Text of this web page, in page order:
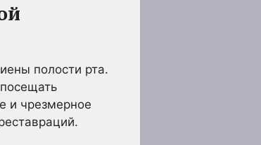
полости рта.
и чрезмерное